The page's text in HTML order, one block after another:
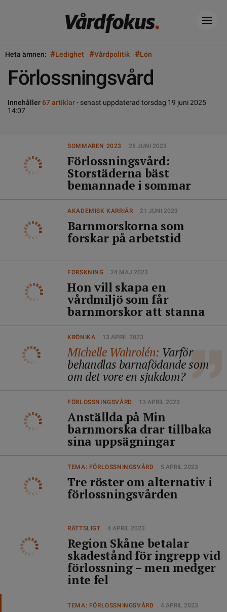
Heta ämnen: #Ledighet #Vårdpolitik #Lön
Förlossningsvård
Innehåller 67 artiklar- senast uppdaterad torsdag 19 juni 2025
14:07
SOMMAREN 2023 28 JUNI 2023
Förlossningsvård:
Storstäderna bäst
bemannade i sommar
AKADEMISK KARRIÄR 21 JUNI 2023
Barnmorskorna som
forskar på arbetstid
FORSKNING 24 MAJ 2023
Hon vill skapa en
vårdmiljö som får
barnmorskor att stanna
KRÖNIKA 13 APRIL 2023
Michelle Wahrolén: Varför
behandlas barnafödande som
om det vore en sjukdom?
FÖRLOSSNINGSVÅRD 13 APRIL 2023
Anställda på Min
barnmorska drar tillbaka
sina uppsägningar
TEMA: FÖRLOSSNINGSVÅRD 5 APRIL 2023
Tre röster om alternativ i
förlossningsvården
RÄTTSLIGT 4 APRIL 2023
Region Skåne betalar
skadestånd för ingrepp vid
förlossning – men medger
inte fel
TEMA: FÖRLOSSNINGSVÅRD 4 APRIL 2023